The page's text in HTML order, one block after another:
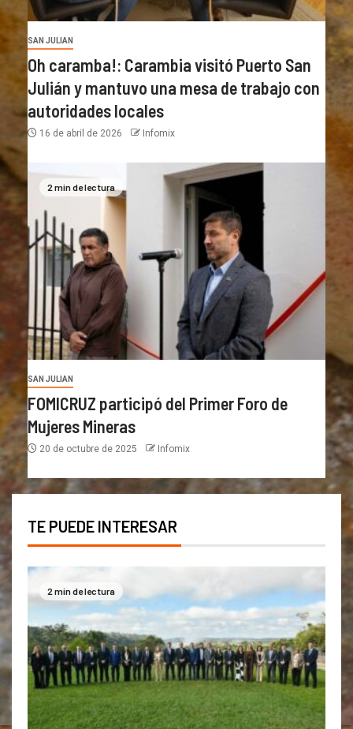
SAN JULIAN
Oh caramba!: Carambia visitó Puerto San
Julián y mantuvo una mesa de trabajo con
autoridades locales
16 de abril de 2026 Infomix
2 min de lectura
SAN JULIAN
FOMICRUZ participó del Primer Foro de
Mujeres Mineras
20 de octubre de 2025 Infomix
TE PUEDE INTERESAR
2 min de lectura